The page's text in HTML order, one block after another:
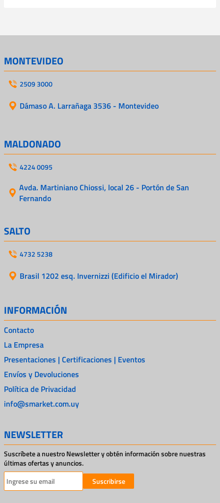
MONTEVIDEO
2509 3000
Dámaso A. Larrañaga 3536 - Montevideo
MALDONADO
4224 0095
Avda. Martiniano Chiossi, local 26 - Portón de San
Fernando
SALTO
4732 5238
Brasil 1202 esq. Invernizzi (Edificio el Mirador)
INFORMACIÓN
Contacto
La Empresa
Presentaciones | Certificaciones | Eventos
Envíos y Devoluciones
Política de Privacidad
info@smarket.com.uy
NEWSLETTER
Suscríbete a nuestro Newsletter y obtén información sobre nuestras
últimas ofertas y anuncios.
Suscribirse